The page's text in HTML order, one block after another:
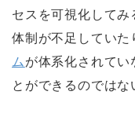
セスを可視化して
体制が不足していた
ムが体系化されて
とができるのではな